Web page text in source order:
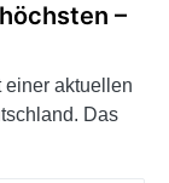
–
aktuellen
Das